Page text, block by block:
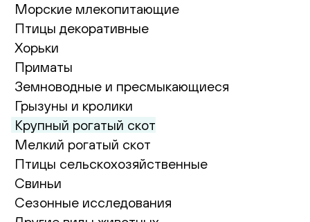
Морские млекопитающие
Птицы декоративные
Хорьки
Приматы
Земноводные и пресмыкающиеся
Грызуны и кролики
Крупный рогатый скот
Мелкий рогатый скот
Птицы сельскохозяйственные
Свиньи
Сезонные исследования